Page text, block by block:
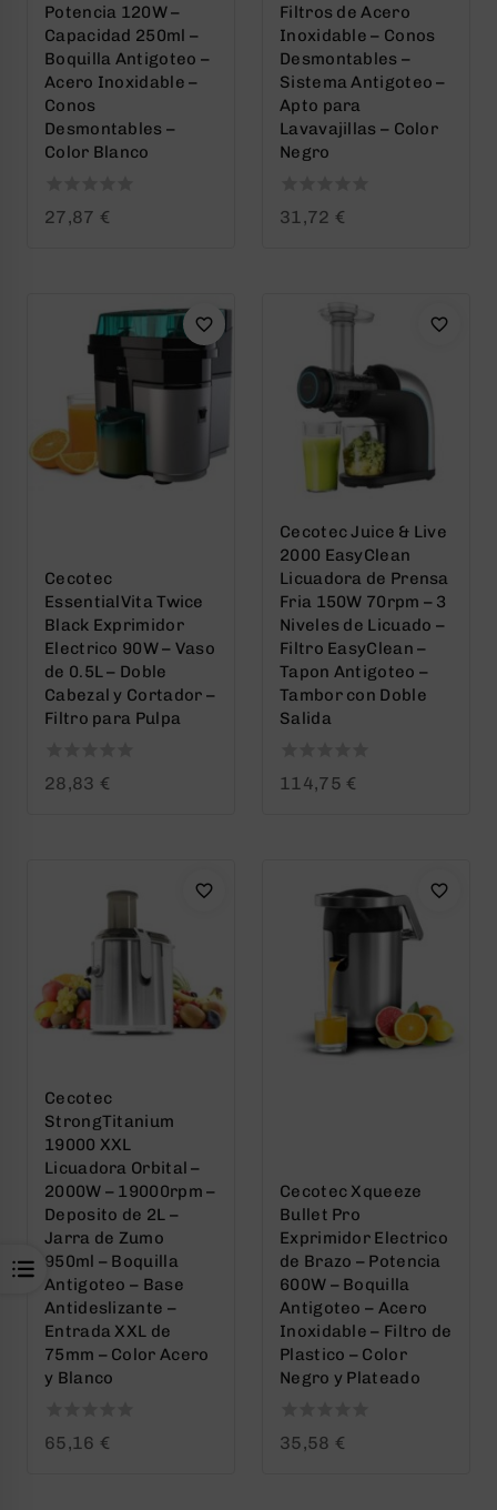
Potencia 120W –
Capacidad 250ml –
Boquilla Antigoteo –
Acero Inoxidable –
Conos
Desmontables –
Color Blanco
0
27,87 €
Filtros de Acero
Inoxidable – Conos
Desmontables –
Sistema Antigoteo –
Apto para
Lavavajillas – Color
Negro
0
31,72 €
Cecotec
EssentialVita Twice
Black Exprimidor
Electrico 90W – Vaso
de 0.5L – Doble
Cabezal y Cortador –
Filtro para Pulpa
0
28,83 €
Cecotec Juice & Live
2000 EasyClean
Licuadora de Prensa
Fria 150W 70rpm – 3
Niveles de Licuado –
Filtro EasyClean –
Tapon Antigoteo –
Tambor con Doble
Salida
0114,75 €
Cecotec
StrongTitanium
19000 XXL
Licuadora Orbital –
2000W – 19000rpm –
Deposito de 2L –
Jarra de Zumo
950ml – Boquilla
Antigoteo – Base
Antideslizante –
Entrada XXL de
75mm – Color Acero
y Blanco
0
65,16 €
Cecotec Xqueeze
Bullet Pro
Exprimidor Electrico
de Brazo – Potencia
600W – Boquilla
Antigoteo – Acero
Inoxidable – Filtro de
Plastico – Color
Negro y Plateado
0
35,58 €